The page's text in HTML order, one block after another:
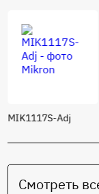
MIK1117S-Adj
Смотреть